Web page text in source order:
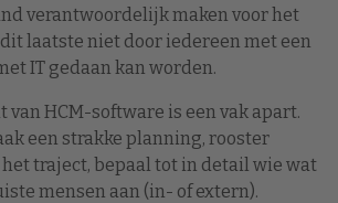
verantwoordelijk maken voor het
laatste niet door iedereen met een
IT gedaan kan worden.
van HCM-software is een vak apart.
een strakke planning, rooster
traject, bepaal tot in detail wie wat
mensen aan (in- of extern).